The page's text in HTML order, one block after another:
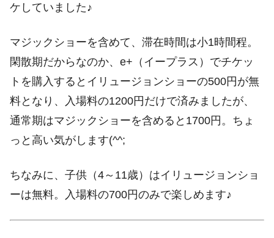
ケしていました♪
マジックショーを含めて、滞在時間は小1時間程。
閑散期だからなのか、e+（イープラス）でチケッ
トを購入するとイリュージョンショーの500円が無
料となり、入場料の1200円だけで済みましたが、
通常期はマジックショーを含めると1700円。ちょ
っと高い気がします(^^;
ちなみに、子供（4～11歳）はイリュージョンショ
ーは無料。入場料の700円のみで楽しめます♪